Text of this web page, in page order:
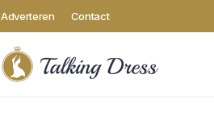
Adverteren Contact